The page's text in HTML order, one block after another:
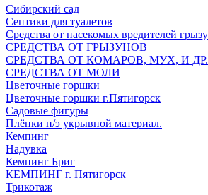
Сибирский сад
Септики для туалетов
Средства от насекомых вредителей
СPEДСТВА ОТ ГРЫЗУНОВ
СРЕДСТВА ОТ КОМАРОВ, МУХ, И
СРЕДСТВА ОТ МОЛИ
Цветочные горшки
Цветочные горшки г.Пятигорск
Садовые фигуры
Плёнки п/э укрывной материал.
Кемпинг
Надувка
Кемпинг Бриг
КЕМПИНГ г. Пятигорск
Трикотаж